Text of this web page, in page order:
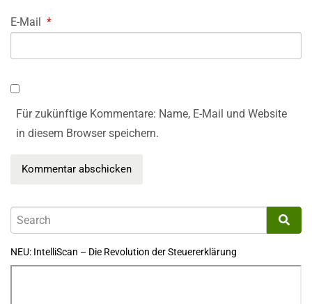
E-Mail *
Für zukünftige Kommentare: Name, E-Mail und Website
in diesem Browser speichern.
NEU: IntelliScan – Die Revolution der Steuererklärung